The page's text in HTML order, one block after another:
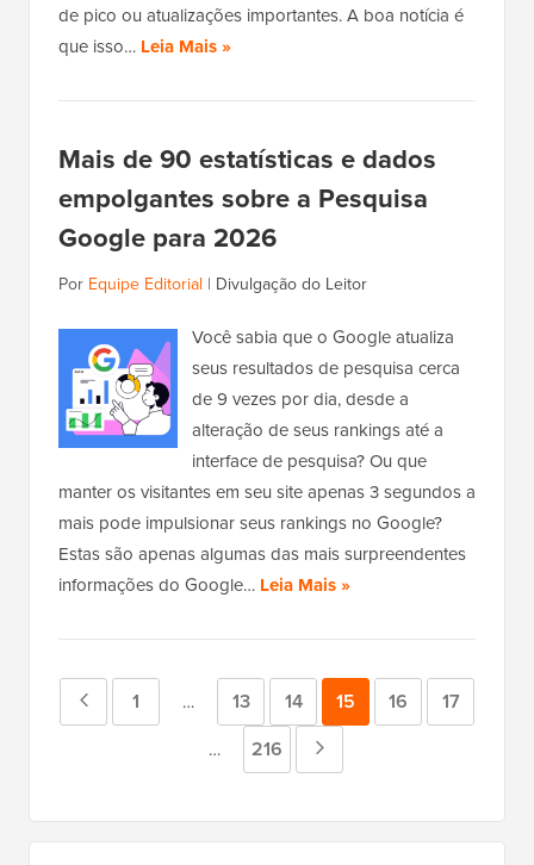
de pico ou atualizações importantes. A boa notícia é
que isso… Leia Mais »
Mais de 90 estatísticas e dados
empolgantes sobre a Pesquisa
Google para 2026
Por Equipe Editorial | Divulgação do Leitor
Você sabia que o Google atualiza
seus resultados de pesquisa cerca
de 9 vezes por dia, desde a
alteração de seus rankings até a
interface de pesquisa? Ou que
manter os visitantes em seu site apenas 3 segundos a
mais pode impulsionar seus rankings no Google?
Estas são apenas algumas das mais surpreendentes
informações do Google… Leia Mais »
PáginaPágina
1
Páginas
intermediárias
omitidas
… Página
13 Página
14 Página
15 Página
16 Página
17
Páginas
intermediárias
… Página
216